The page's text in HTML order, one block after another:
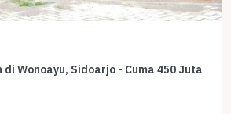
di Wonoayu, Sidoarjo - Cuma 450 Juta